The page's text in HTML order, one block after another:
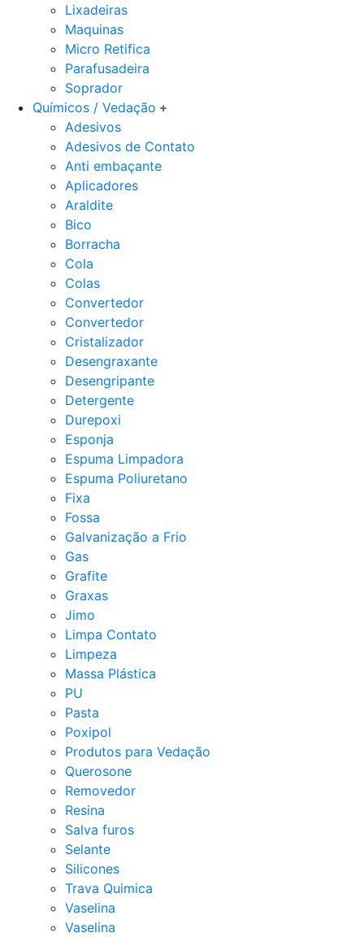
Lixadeiras
Maquinas
Micro Retifica
Parafusadeira
Soprador
Químicos / Vedação
Adesivos
Adesivos de Contato
Anti embaçante
Aplicadores
Araldite
Bico
Borracha
Cola
Colas
Convertedor
Convertedor
Cristalizador
Desengraxante
Desengripante
Detergente
Durepoxi
Esponja
Espuma Limpadora
Espuma Poliuretano
Fixa
Fossa
Galvanização a Frio
Gas
Grafite
Graxas
Jimo
Limpa Contato
Limpeza
Massa Plástica
PU
Pasta
Poxipol
Produtos para Vedação
Querosone
Removedor
Resina
Salva furos
Selante
Silicones
Trava Quimica
Vaselina
Vaselina